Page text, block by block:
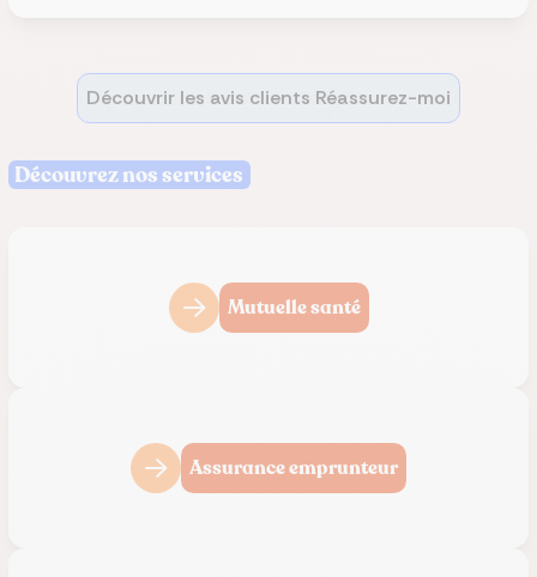
Découvrir les avis clients Réassurez-moi
Découvrez nos services
Mutuelle santé
Assurance emprunteur